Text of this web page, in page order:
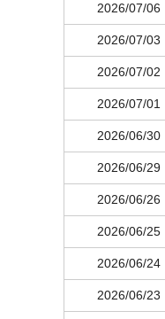
2026/07/06
2026/07/03
2026/07/02
2026/07/01
2026/06/30
2026/06/29
2026/06/26
2026/06/25
2026/06/24
2026/06/23